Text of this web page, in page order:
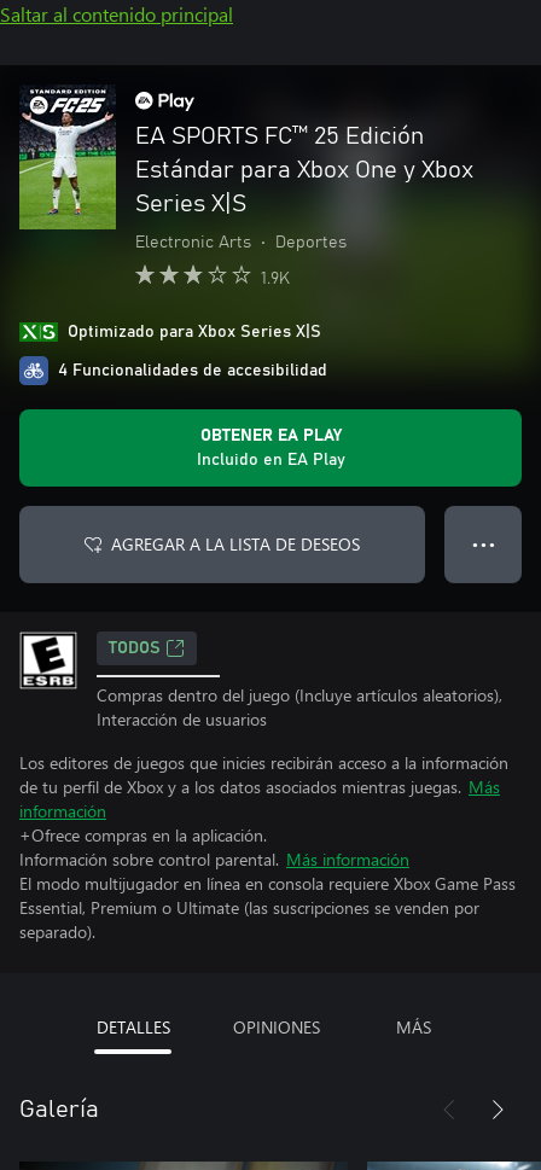
Saltar al contenido principal
EA SPORTS FC™ 25 Edición
Estándar para Xbox One y Xbox
Series X|S
Electronic Arts • Deportes
1.9K
Optimizado para Xbox Series X|S
4 Funcionalidades de accesibilidad
OBTENER EA PLAY
Incluido en EA Play
AGREGAR A LA LISTA DE DESEOS ● ● ●
TODOS
Compras dentro del juego (Incluye artículos aleatorios),
Interacción de usuarios
Los editores de juegos que inicies recibirán acceso a la información
de tu perfil de Xbox y a los datos asociados mientras juegas. Más
información
+Ofrece compras en la aplicación.
Información sobre control parental. Más información
El modo multijugador en línea en consola requiere Xbox Game Pass
Essential, Premium o Ultimate (las suscripciones se venden por
separado).
DETALLES OPINIONES MÁS
Galería